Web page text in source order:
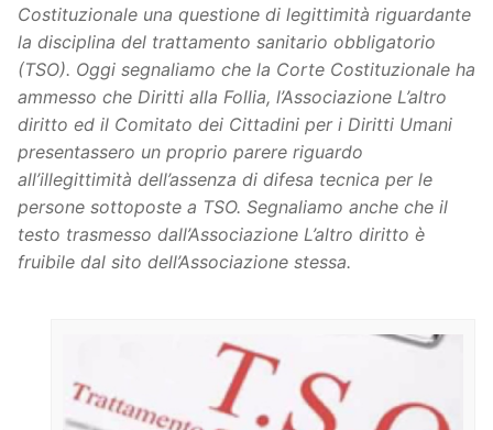
Costituzionale una questione di legittimità riguardante
la disciplina del trattamento sanitario obbligatorio
(TSO). Oggi segnaliamo che la Corte Costituzionale ha
ammesso che Diritti alla Follia, l’Associazione L’altro
diritto ed il Comitato dei Cittadini per i Diritti Umani
presentassero un proprio parere riguardo
all’illegittimità dell’assenza di difesa tecnica per le
persone sottoposte a TSO. Segnaliamo anche che il
testo trasmesso dall’Associazione L’altro diritto è
fruibile dal sito dell’Associazione stessa.